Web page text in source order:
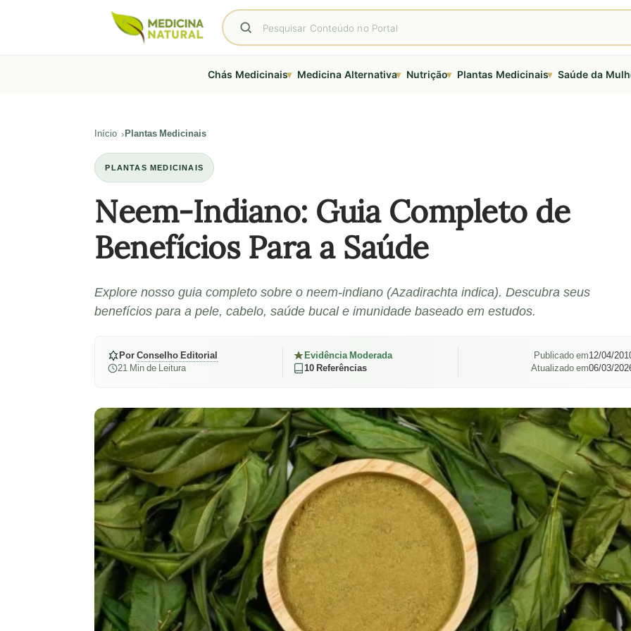
Chás Medicinais▾ Medicina Alternativa▾ Nutrição▾ Plantas Medicinais▾ Saúde da
Início Plantas Medicinais
PLANTAS MEDICINAIS
Neem-Indiano: Guia Completo de
Benefícios Para a Saúde
Explore nosso guia completo sobre o neem-indiano (Azadirachta indica). Descubra seus
benefícios para a pele, cabelo, saúde bucal e imunidade baseado em estudos.
PorConselho Editorial
21 Min de Leitura
Evidência Moderada
10 Referências
Publicado em12/04/
Atualizado em06/03/